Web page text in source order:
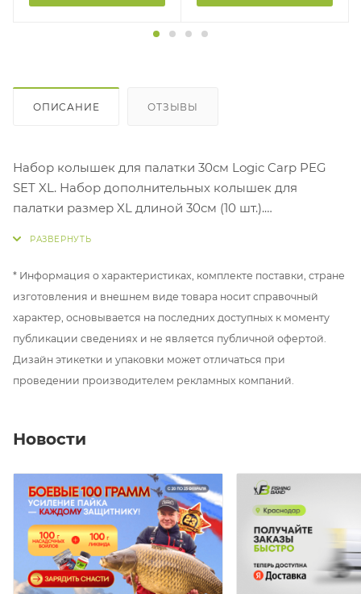
ОПИСАНИЕ ОТЗЫВЫ
Набор колышек для палатки 30см Logic Carp PEG
SET XL. Набор дополнительных колышек для
палатки размер XL длиной 30см (10 шт.).
также при использовании на мягком грунте либо
идеальным выбором даже для твердой почвы.
Поставляются в качественном чехле из ткани
OXFORD 600D.
Вес НЕТТО – 1.4 кг.
Вес БРУТТО – 1.4 кг.
* Информация о характеристиках, комплекте поставки, стране
изготовления и внешнем виде товара носит справочный
характер, основывается на последних доступных к моменту
публикации сведениях и не является публичной офертой.
Дизайн этикетки и упаковки может отличаться при
проведении производителем рекламных компаний.
Новости